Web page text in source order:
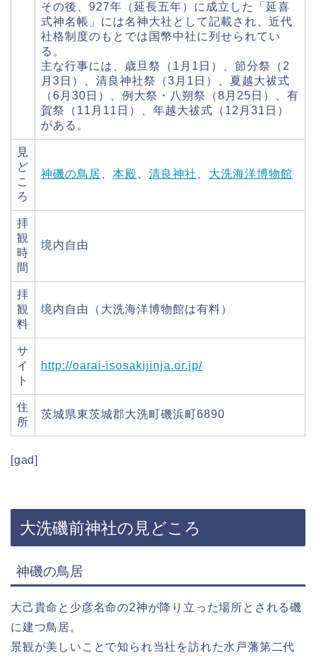
その後、927年（延長五年）に成立した「延喜
式神名帳」には名神大社として記載され、近代
社格制度のもとでは国幣中社に列せられてい
る。
主な行事には、歳旦祭（1月1日）、節分祭（2
月3日）、清良神社祭（3月1日）、夏越大祓式
（6月30日）、例大祭・八朔祭（8月25日）、有
賀祭（11月11日）、年越大祓式（12月31日）
がある。
見
ど
こ
ろ
神磯の鳥居 本殿 清良神社 大洗海洋博物館
拝
観
時
間
境内自由
拝
観
料
境内自由（大洗海洋博物館は有料）
サ
イ
ト
http://oarai-isosakijinja.or.jp/
住
所
茨城県東茨城郡大洗町磯浜町6890
[gad]
大洗磯前神社の見どころ
神磯の鳥居
大己貴命と少彦名命の2神が降り立った場所とされる磯
に建つ鳥居。
景観が美しいことで知られ当社を訪れた水戸藩第二代